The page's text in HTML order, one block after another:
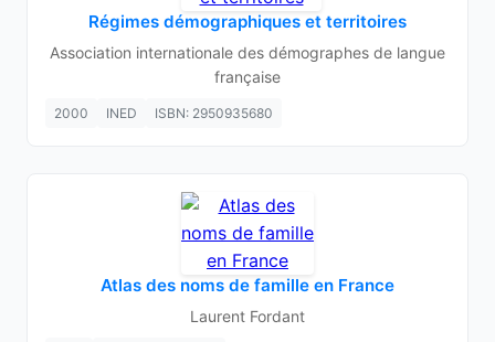
Régimes démographiques et territoires
Association internationale des démographes de langue
française
2000 INED ISBN: 2950935680
Atlas des noms de famille en France
Laurent Fordant